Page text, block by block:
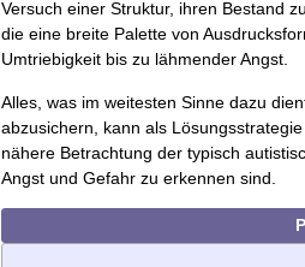
Versuch einer Struktur, ihren Bestand
die eine breite Palette von
Umtriebigkeit bis zu lähmender Angst.
Alles, was im weitesten Sinne dazu
abzusichern, kann als
nähere Betrachtung der typisch
Angst und Gefahr zu erkennen sind.